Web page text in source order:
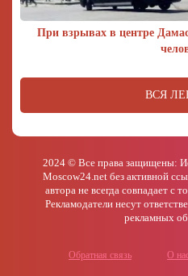
При взрывах в центре
ВСЯ
2024 © Все права защищены:
Moscow24.net без активной
автора не всегда совпадает с
Рекламодатели несут
рекламных
Обратная связь О